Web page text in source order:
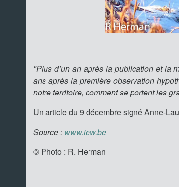
"Plus d’un an après la publication et la
ans après la première observation
notre territoire, comment se portent les
Un article du 9 décembre signé Anne-
Source : www.iew.be
© Photo : R. Herman